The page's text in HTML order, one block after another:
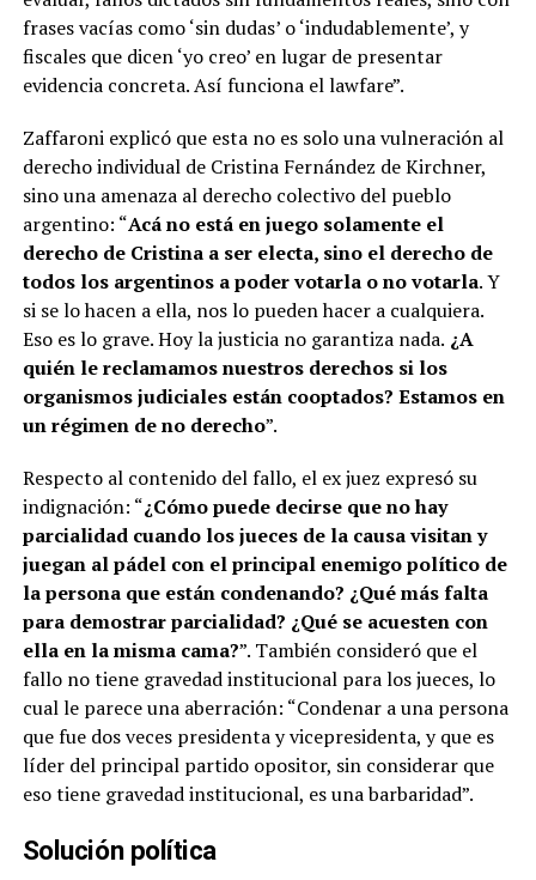
frases vacías como ‘sin dudas’ o ‘indudablemente’, y
fiscales que dicen ‘yo creo’ en lugar de presentar
evidencia concreta. Así funciona el lawfare”.
Zaffaroni explicó que esta no es solo una vulneración al
derecho individual de Cristina Fernández de Kirchner,
sino una amenaza al derecho colectivo del pueblo
argentino: “Acá no está en juego solamente el
derecho de Cristina a ser electa, sino el derecho de
todos los argentinos a poder votarla o no votarla. Y
si se lo hacen a ella, nos lo pueden hacer a cualquiera.
Eso es lo grave. Hoy la justicia no garantiza nada. ¿A
quién le reclamamos nuestros derechos si los
organismos judiciales están cooptados? Estamos en
un régimen de no derecho”.
Respecto al contenido del fallo, el ex juez expresó su
indignación: “¿Cómo puede decirse que no hay
parcialidad cuando los jueces de la causa visitan y
juegan al pádel con el principal enemigo político de
la persona que están condenando? ¿Qué más falta
para demostrar parcialidad? ¿Qué se acuesten con
ella en la misma cama?”. También consideró que el
fallo no tiene gravedad institucional para los jueces, lo
cual le parece una aberración: “Condenar a una persona
que fue dos veces presidenta y vicepresidenta, y que es
líder del principal partido opositor, sin considerar que
eso tiene gravedad institucional, es una barbaridad”.
Solución política